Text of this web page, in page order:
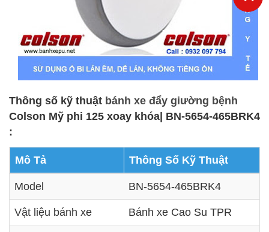
Thông số kỹ thuật bánh xe đẩy giường bệnh
Colson Mỹ phi 125 xoay khóa| BN-5654-465BRK4
:
Mô Tả Thông Số Kỹ Thuật
Model BN-5654-465BRK4
Vật liệu bánh xe Bánh xe Cao Su TPR